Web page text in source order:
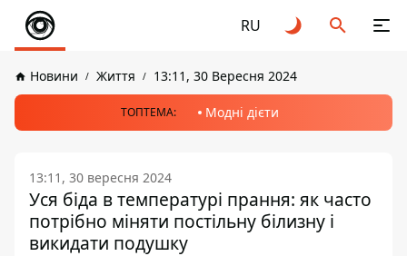
RU
Новини Життя 13:11, 30 Вересня 2024
ТОПТЕМА: Модні дієти
13:11, 30 вересня 2024
Уся біда в температурі прання: як часто
потрібно міняти постільну білизну і
викидати подушку